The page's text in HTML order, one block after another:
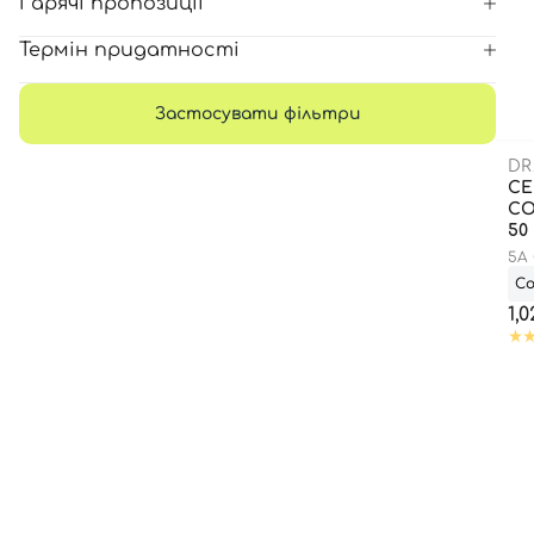
Термін придатності
Застосувати фільтри
5Α